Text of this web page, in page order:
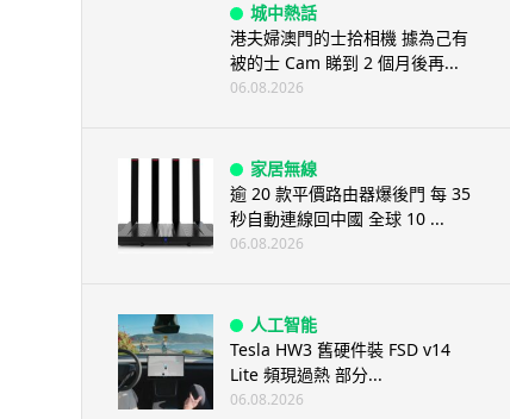
城中熱話
港夫婦澳門的士拾相機 據為己有
被的士 Cam 睇到 2 個月後再...
06.08.2026
家居無線
逾 20 款平價路由器爆後門 每 35
秒自動連線回中國 全球 10 ...
06.08.2026
人工智能
Tesla HW3 舊硬件裝 FSD v14
Lite 頻現過熱 部分...
06.08.2026